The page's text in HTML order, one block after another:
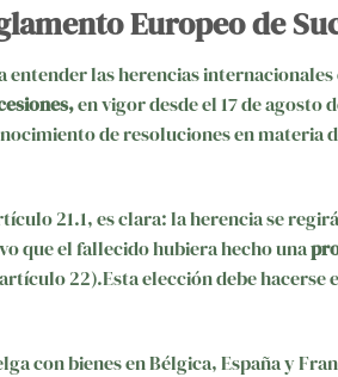
Europeo de
las herencias internacionales
en vigor desde el 17 de agosto
de resoluciones en materia
21.1, es clara: la herencia se
que el fallecido hubiera hecho una
22).Esta elección debe
con bienes en Bélgica, España y